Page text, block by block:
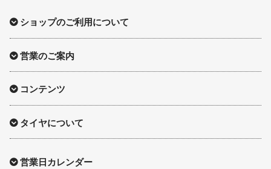
ショップのご利用について
営業のご案内
コンテンツ
タイヤについて
営業日カレンダー